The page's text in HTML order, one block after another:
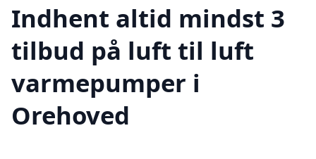
Indhent altid mindst 3
tilbud på luft til luft
varmepumper i
Orehoved